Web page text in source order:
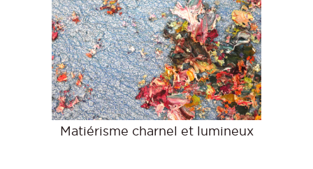
Matiérisme charnel et lumineux